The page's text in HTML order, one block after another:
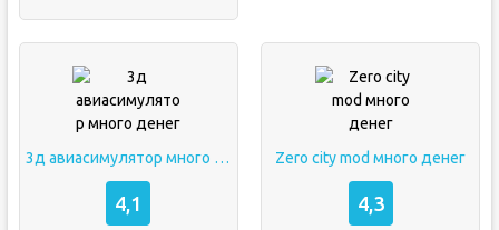
3д авиасимулятор много денег
4,1
Zero city mod много денег
4,3